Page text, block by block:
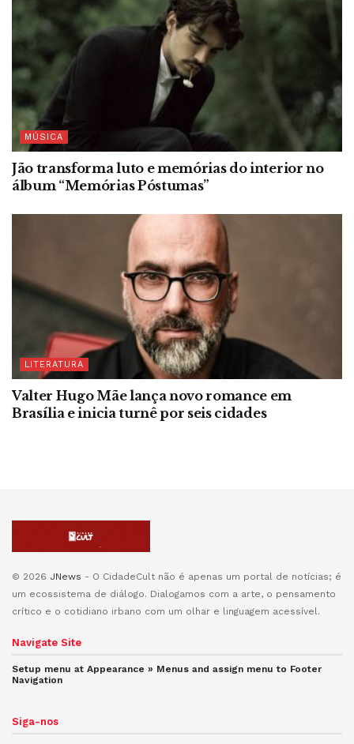
MÚSICA
Jão transforma luto e memórias do interior no
álbum “Memórias Póstumas”
LITERATURA
Valter Hugo Mãe lança novo romance em
Brasília e inicia turnê por seis cidades
© 2026 JNews - O CidadeCult não é apenas um portal de notícias; é
um ecossistema de diálogo. Dialogamos com a arte, o pensamento
crítico e o cotidiano irbano com um olhar e linguagem acessível.
Navigate Site
Setup menu at Appearance » Menus and assign menu to Footer
Navigation
Siga-nos